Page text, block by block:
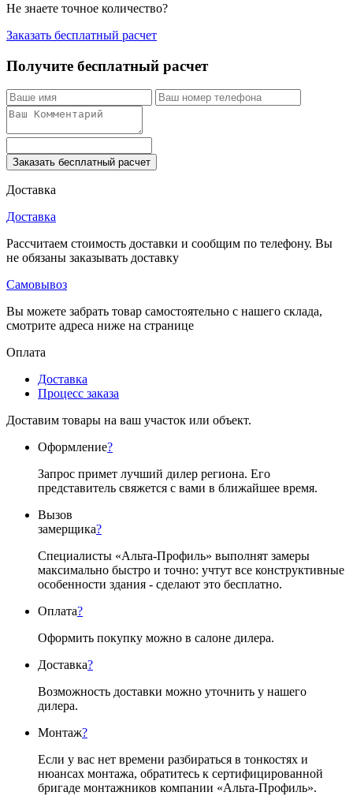
Не знаете точное количество?
Заказать бесплатный расчет
Получите бесплатный расчет
Заказать бесплатный расчет
Доставка
Доставка
Рассчитаем стоимость доставки и сообщим по телефону. Вы
не обязаны заказывать доставку
Самовывоз
Вы можете забрать товар самостоятельно с нашего склада,
смотрите адреса ниже на странице
Оплата
Доставка
Процесс заказа
Доставим товары на ваш участок или объект.
Оформление?
Запрос примет лучший дилер региона. Его
представитель свяжется с вами в ближайшее время.
Вызов
замерщика?
Специалисты «Альта-Профиль» выполнят замеры
максимально быстро и точно: учтут все конструктивные
особенности здания - сделают это бесплатно.
Оплата?
Оформить покупку можно в салоне дилера.
Доставка?
Возможность доставки можно уточнить у нашего
дилера.
Монтаж?
Если у вас нет времени разбираться в тонкостях и
нюансах монтажа, обратитесь к сертифицированной
бригаде монтажников компании «Альта-Профиль».